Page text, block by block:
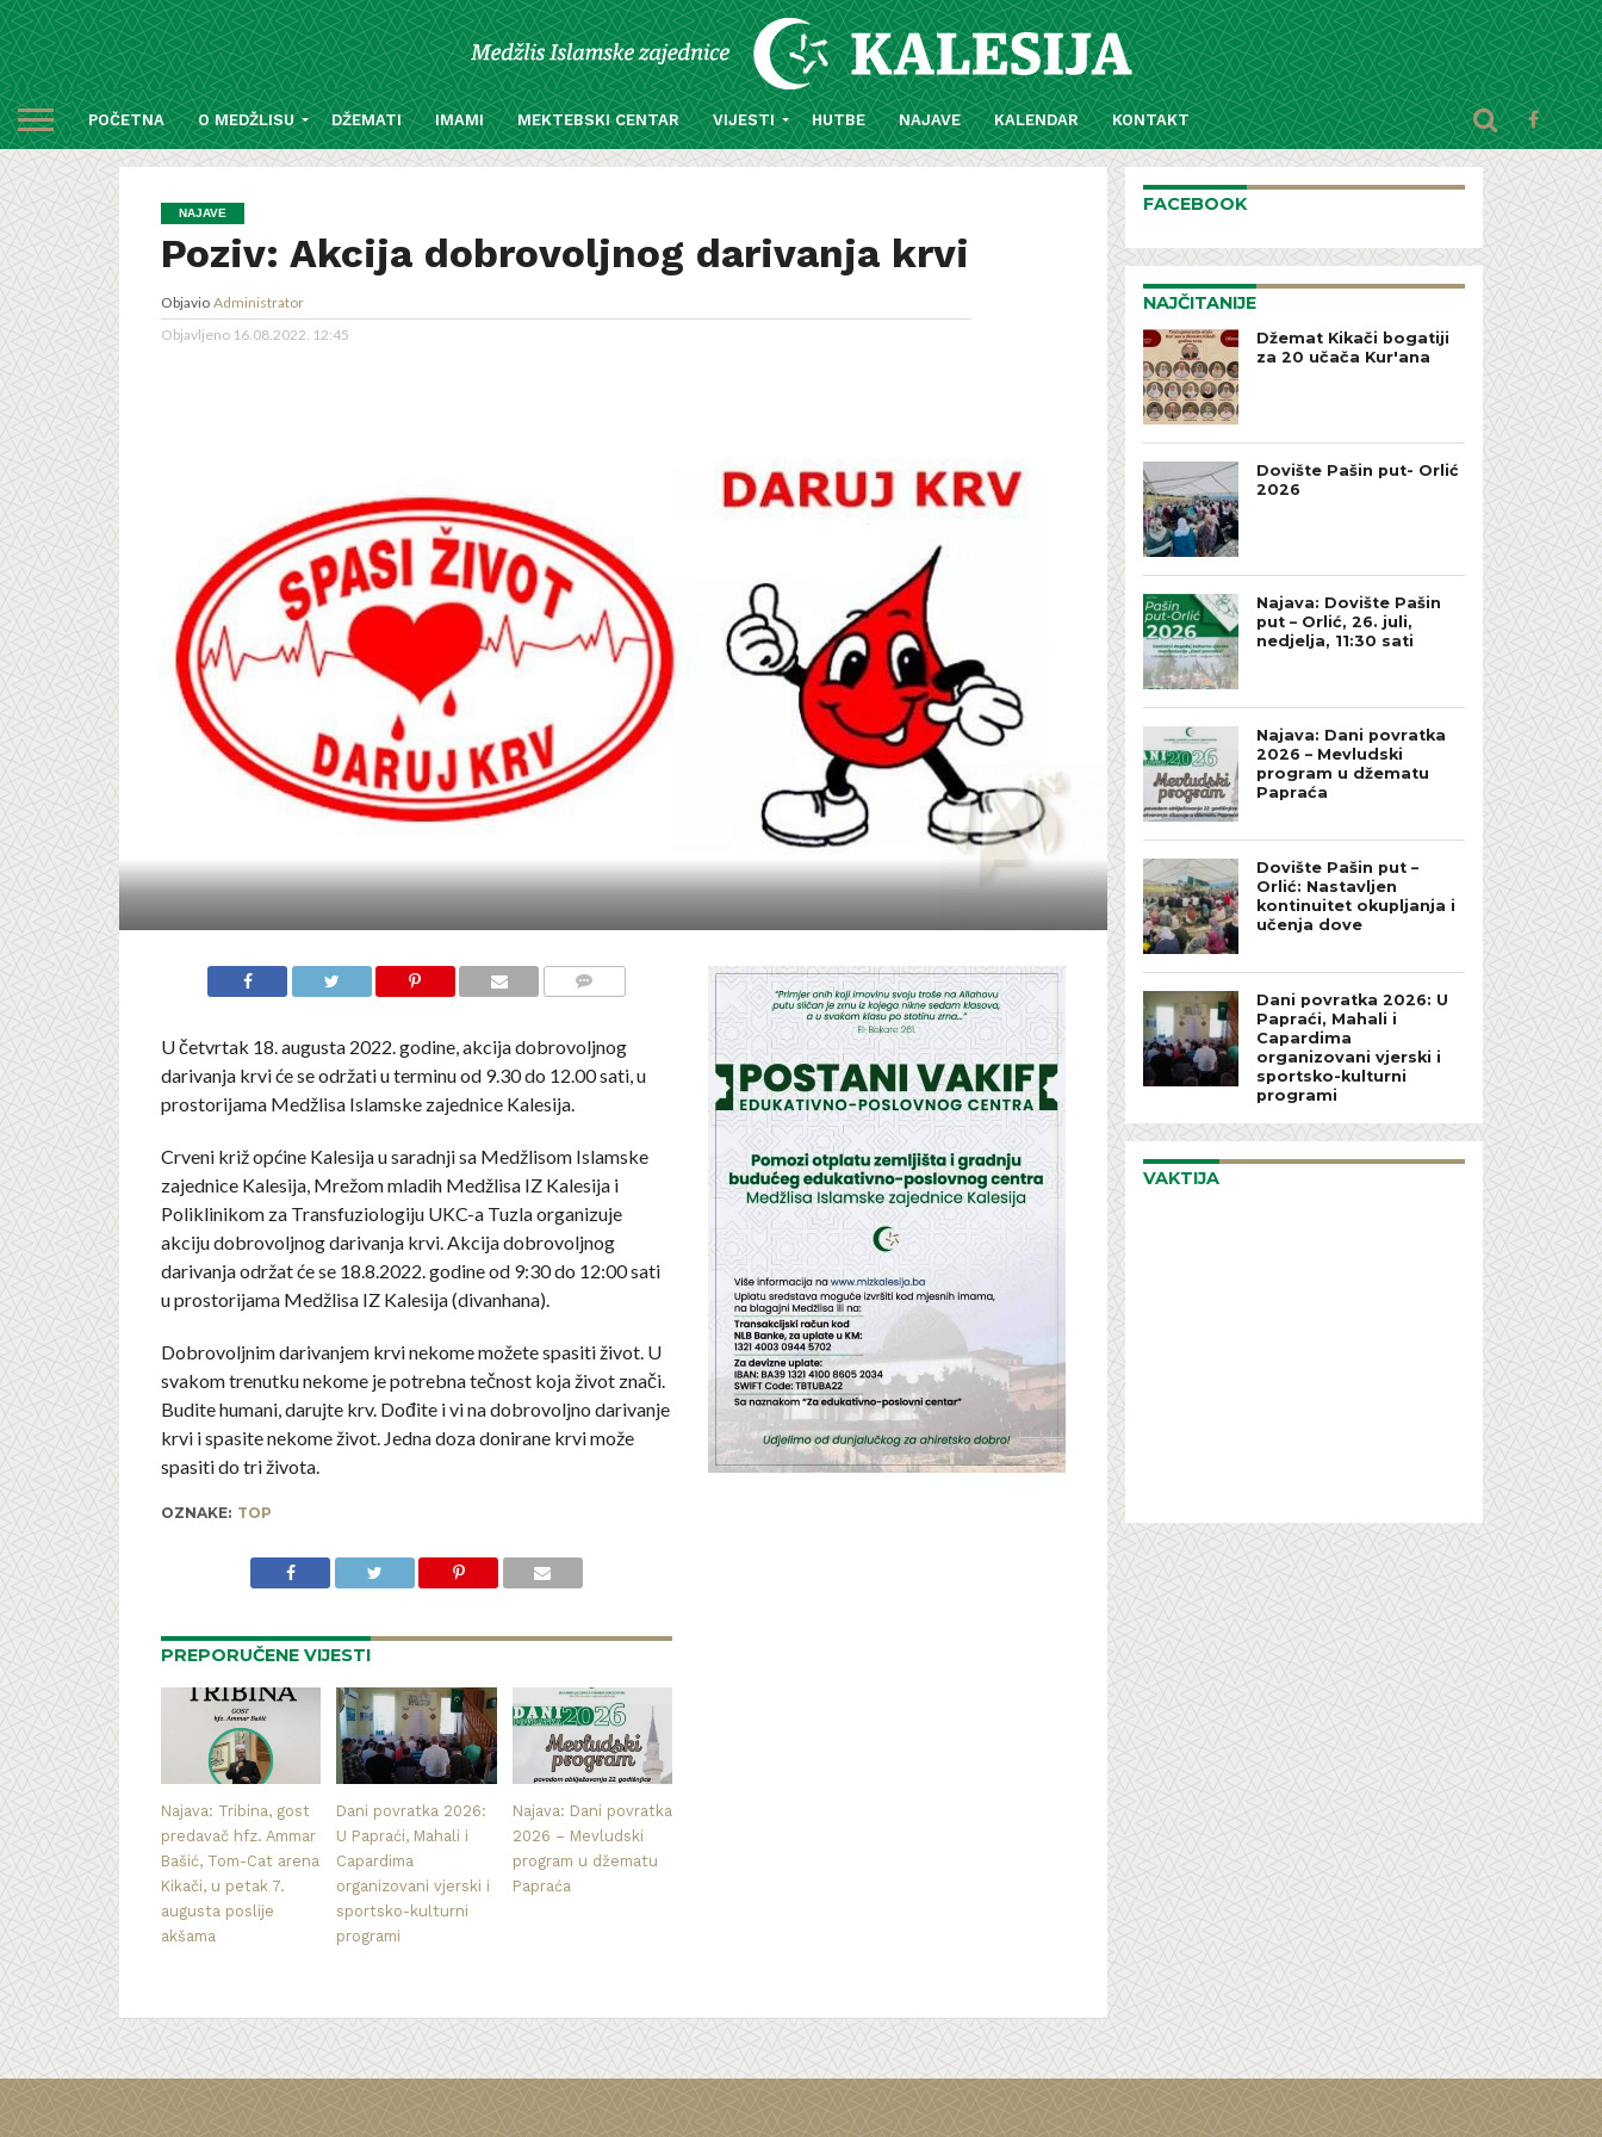
POČETNA O MEDŽLISU DŽEMATI IMAMI MEKTEBSKI CENTAR VIJESTI HUTBE NAJAVE KALENDAR KONTAKT
NAJAVE
Poziv: Akcija dobrovoljnog darivanja krvi
Objavio Administrator
Objavljeno 16.08.2022. 12:45
U četvrtak 18. augusta 2022. godine, akcija dobrovoljnog
darivanja krvi će se održati u terminu od 9.30 do 12.00 sati, u
prostorijama Medžlisa Islamske zajednice Kalesija.
Crveni križ općine Kalesija u saradnji sa Medžlisom Islamske
zajednice Kalesija, Mrežom mladih Medžlisa IZ Kalesija i
Poliklinikom za Transfuziologiju UKC-a Tuzla organizuje
akciju dobrovoljnog darivanja krvi. Akcija dobrovoljnog
darivanja održat će se 18.8.2022. godine od 9:30 do 12:00 sati
u prostorijama Medžlisa IZ Kalesija (divanhana).
Dobrovoljnim darivanjem krvi nekome možete spasiti život. U
svakom trenutku nekome je potrebna tečnost koja život znači.
Budite humani, darujte krv. Dođite i vi na dobrovoljno darivanje
krvi i spasite nekome život. Jedna doza donirane krvi može
spasiti do tri života.
OZNAKE: TOP
PREPORUČENE VIJESTI
Najava: Tribina, gost
predavač hfz. Ammar
Bašić, Tom-Cat arena
Kikači, u petak 7.
augusta poslije
akšama
Dani povratka 2026:
U Papraći, Mahali i
Capardima
organizovani vjerski i
sportsko-kulturni
programi
Najava: Dani povratka
2026 – Mevludski
program u džematu
Papraća
FACEBOOK
NAJČITANIJE
Džemat Kikači bogatiji
za 20 učača Kur'ana
Dovište Pašin put- Orlić
2026
Najava: Dovište Pašin
put – Orlić, 26. juli,
nedjelja, 11:30 sati
Najava: Dani povratka
2026 – Mevludski
program u džematu
Papraća
Dovište Pašin put –
Orlić: Nastavljen
kontinuitet okupljanja i
učenja dove
Dani povratka 2026: U
Papraći, Mahali i
Capardima
organizovani vjerski i
sportsko-kulturni
programi
VAKTIJA